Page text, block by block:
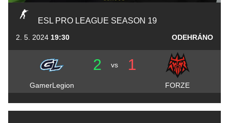
ESL PRO LEAGUE SEASON 19
2. 5. 2024 19:30 ODEHRÁNO
2 vs 1
GamerLegion FORZE